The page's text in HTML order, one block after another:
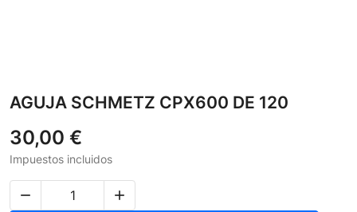
AGUJA SCHMETZ CPX600 DE 120
30,00 €
Impuestos incluidos

